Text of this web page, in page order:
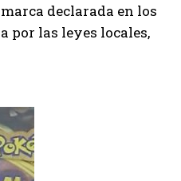
declarada en los
por las leyes locales,